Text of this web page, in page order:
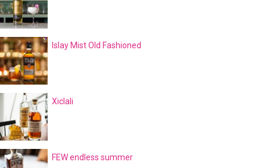
Islay Mist Old Fashioned
Xiclali
FEW endless summer